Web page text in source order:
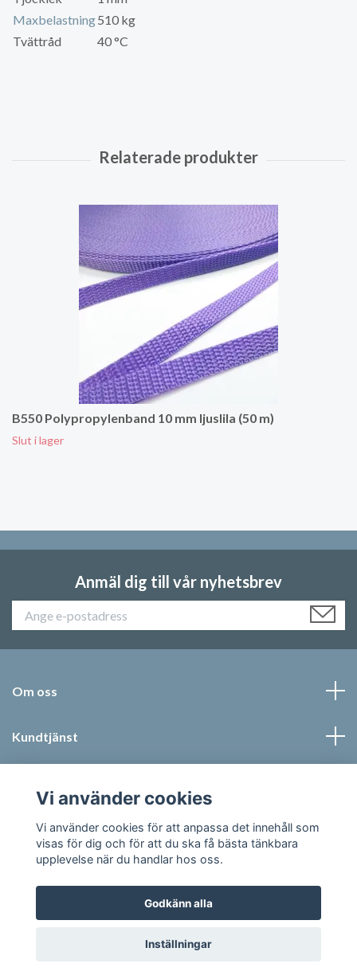
Maxbelastning510 kg
Tvättråd
40 °C
B550 Polypropylenband 10 mm ljuslila (50 m)
Slut i lager
Anmäl dig till vår nyhetsbrev
Om oss
Kundtjänst
Sociala medier
© 2026 Jonic Textil AB
Vi använder cookies
Vi använder cookies för att anpassa det innehåll som
visas för dig och för att du ska få bästa tänkbara
upplevelse när du handlar hos oss.
Godkänn alla
Inställningar